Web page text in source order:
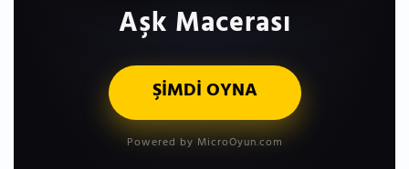
Aşk Macerası
ŞİMDİ OYNA
Powered by MicroOyun.com